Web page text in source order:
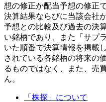
想の修正か配当予想の修正
決算結果ならびに当該会社
予想との比較及び過去の決
い銘柄であり、また「サプ
いた順番で決算情報を掲載
されている各銘柄の将来の
るものではなく、また、売
ん。
「株探」について